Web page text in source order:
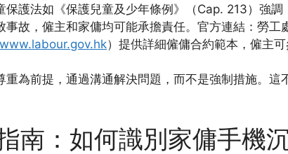
保護法如《保護兒童及少年條例》（Cap. 213）強
事故，僱主和家傭均可能承擔責任。官方連結：勞工
）提供詳細僱傭合約範本，僱主可
重為前提，通過溝通解決問題，而不是強制措施。這
南：如何識別家傭手機